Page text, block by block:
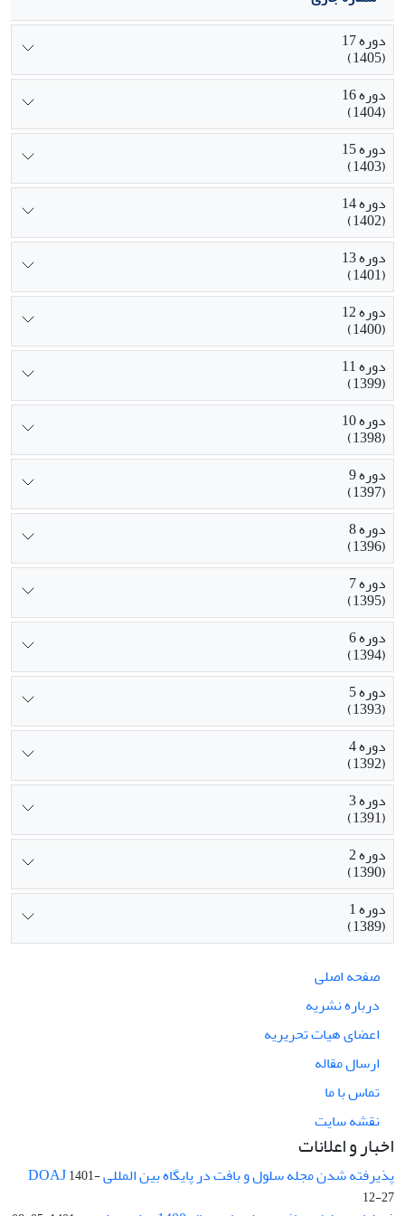
دوره 17
(1405)
دوره 16
(1404)
دوره 15
(1403)
دوره 14
(1402)
دوره 13
(1401)
دوره 12
(1400)
دوره 11
(1399)
دوره 10
(1398)
دوره 9
(1397)
دوره 8
(1396)
دوره 7
(1395)
دوره 6
(1394)
دوره 5
(1393)
دوره 4
(1392)
دوره 3
(1391)
دوره 2
(1390)
دوره 1
(1389)
صفحه اصلی
درباره نشریه
اعضای هیات تحریریه
ارسال مقاله
تماس با ما
نقشه سایت
اخبار و اعلانات
پذیرفته شدن مجله سلول و بافت در پایگاه بین المللی DOAJ1401-
12-27